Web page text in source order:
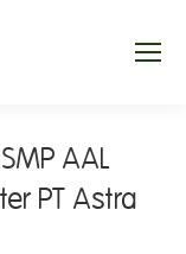
AAL
PT Astra